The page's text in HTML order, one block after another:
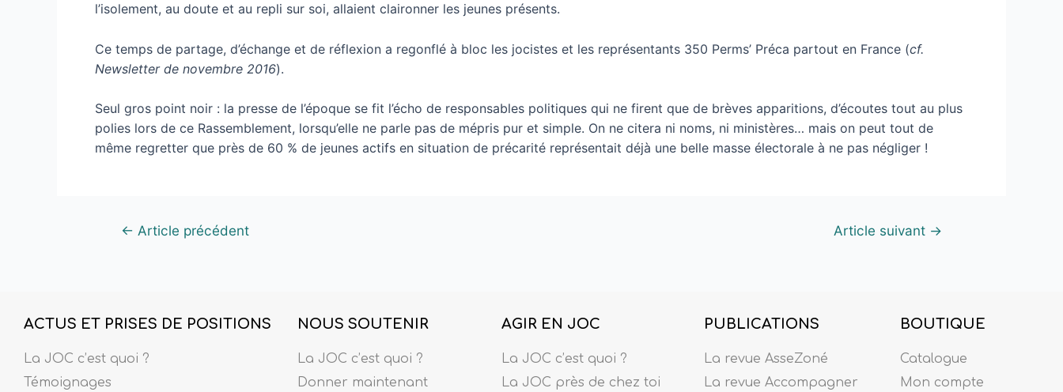
l’isolement, au doute et au repli sur soi, allaient claironner les jeunes présents.
Ce temps de partage, d’échange et de réflexion a regonflé à bloc les jocistes et les représentants 350 Perms’ Préca partout en France (cf.
Newsletter de novembre 2016).
Seul gros point noir : la presse de l’époque se fit l’écho de responsables politiques qui ne firent que de brèves apparitions, d’écoutes tout au plus
polies lors de ce Rassemblement, lorsqu’elle ne parle pas de mépris pur et simple. On ne citera ni noms, ni ministères… mais on peut tout de
même regretter que près de 60 % de jeunes actifs en situation de précarité représentait déjà une belle masse électorale à ne pas négliger !
← Article précédent Article suivant →
ACTUS ET PRISES DE POSITIONS
La JOC c’est quoi ?
Témoignages
NOUS SOUTENIR
La JOC c’est quoi ?
Donner maintenant
AGIR EN JOC
La JOC c’est quoi ?
La JOC près de chez toi
PUBLICATIONS
La revue AsseZoné
La revue Accompagner
BOUTIQUE
Catalogue
Mon compte